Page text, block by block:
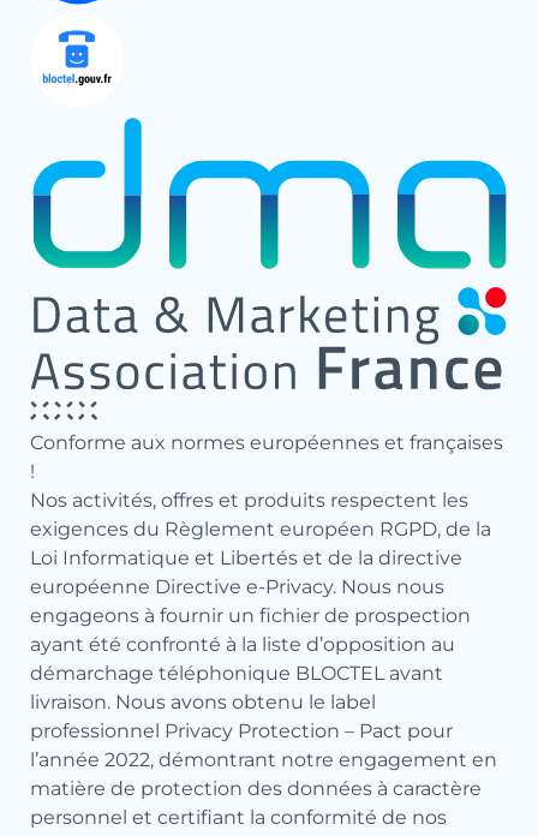
Conforme aux normes européennes et françaises
!
Nos activités, offres et produits respectent les
exigences du Règlement européen RGPD, de la
Loi Informatique et Libertés et de la directive
européenne Directive e-Privacy. Nous nous
engageons à fournir un fichier de prospection
ayant été confronté à la liste d’opposition au
démarchage téléphonique BLOCTEL avant
livraison. Nous avons obtenu le label
professionnel Privacy Protection – Pact pour
l’année 2022, démontrant notre engagement en
matière de protection des données à caractère
personnel et certifiant la conformité de nos